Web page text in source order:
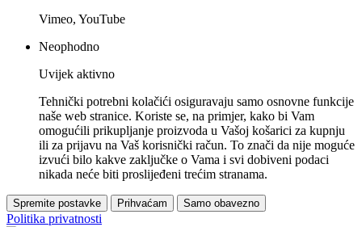
Vimeo, YouTube
Neophodno
Uvijek aktivno
Tehnički potrebni kolačići osiguravaju samo osnovne funkcije
naše web stranice. Koriste se, na primjer, kako bi Vam
omogućili prikupljanje proizvoda u Vašoj košarici za kupnju
ili za prijavu na Vaš korisnički račun. To znači da nije moguće
izvući bilo kakve zaključke o Vama i svi dobiveni podaci
nikada neće biti proslijeđeni trećim stranama.
Spremite postavke Prihvaćam Samo obavezno
Politika privatnosti